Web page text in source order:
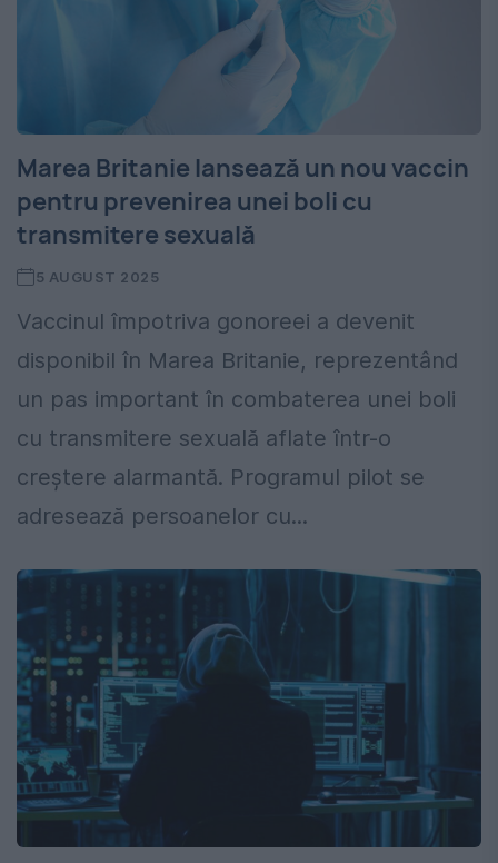
Marea Britanie lansează un nou vaccin
pentru prevenirea unei boli cu
transmitere sexuală
5 AUGUST 2025
Vaccinul împotriva gonoreei a devenit
disponibil în Marea Britanie, reprezentând
un pas important în combaterea unei boli
cu transmitere sexuală aflate într-o
creștere alarmantă. Programul pilot se
adresează persoanelor cu...